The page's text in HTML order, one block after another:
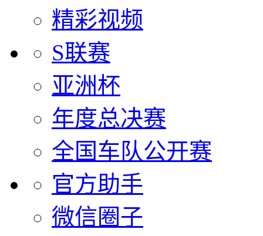
精彩视频
S联赛
亚洲杯
年度总决赛
全国车队公开赛
官方助手
微信圈子